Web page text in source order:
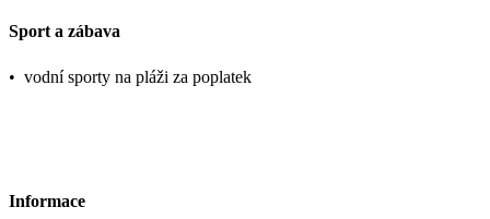
Sport a zábava
• vodní sporty na pláži za poplatek
Informace